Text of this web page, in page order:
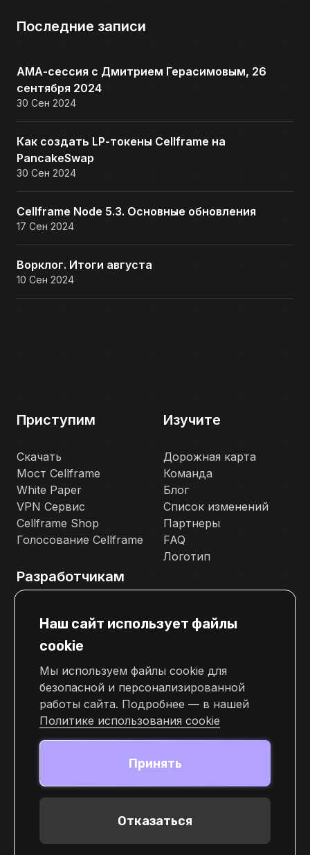
Последние записи
АМА-сессия с Дмитрием Герасимовым, 26
сентября 2024
30 Сен 2024
Как создать LP-токены Cellframe на
PancakeSwap
30 Сен 2024
Cellframe Node 5.3. Основные обновления
17 Сен 2024
Ворклог. Итоги августа
10 Сен 2024
Приступим
Скачать
Мост Cellframe
White Paper
VPN Сервис
Cellframe Shop
Голосование Cellframe
Изучите
Дорожная карта
Команда
Блог
Список изменений
Партнеры
FAQ
Логотип
Разработчикам
Телеграм канал для разработчиков
Свяжитесь с нами
pr@cellframe.net
tech_support@cellframe.net
cellframe_support_ru
Форма обратной связи
Наш сайт использует файлы
cookie
Мы используем файлы cookie для
безопасной и персонализированной
работы сайта. Подробнее — в нашей
Политике использования cookie
Принять
Отказаться